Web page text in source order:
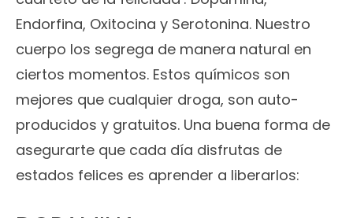
Endorfina, Oxitocina y Serotonina. Nuestro
cuerpo los segrega de manera natural en
ciertos momentos. Estos químicos son
mejores que cualquier droga, son auto-
producidos y gratuitos. Una buena forma de
asegurarte que cada día disfrutas de
estados felices es aprender a liberarlos: